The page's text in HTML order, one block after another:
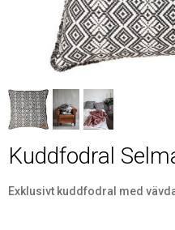
Kuddfodral
Exklusivt kuddfodral med